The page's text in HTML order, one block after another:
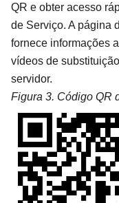
QR e obter acesso
de Serviço. A página
fornece informações
vídeos de
servidor.
Figura 3. Código QR